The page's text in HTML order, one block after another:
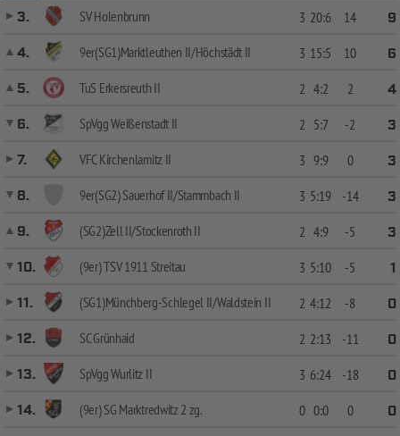
3.
SV Holenbrunn 3 20:6 14
9
4.
9er(SG1)Marktleuthen II/Höchstädt II 3 15:5 10
6
5.
TuS Erkersreuth II 2 4:2 2
4
6.
SpVgg Weißenstadt II 2 5:7 -2
3
7.
VFC Kirchenlamitz II 3 9:9 0
3
8.
9er(SG2) Sauerhof II/Stammbach II 3 5:19 -14
3
9.
(SG2)Zell II/Stockenroth II 2 4:9 -5
3
10.
(9er) TSV 1911 Streitau 3 5:10 -5
1
11.
(SG1)Münchberg-Schlegel II/Waldstein II 2 4:12 -8
0
12.
SC Grünhaid 2 2:13 -11
0
13.
SpVgg Wurlitz II 3 6:24 -18
0
14.
(9er) SG Marktredwitz 2 zg. 0 0:0 0 0